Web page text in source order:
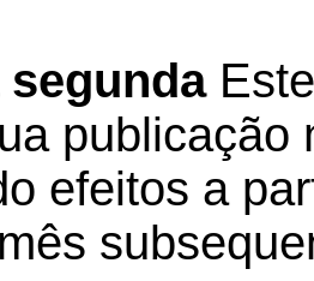
publicação
efeitos a